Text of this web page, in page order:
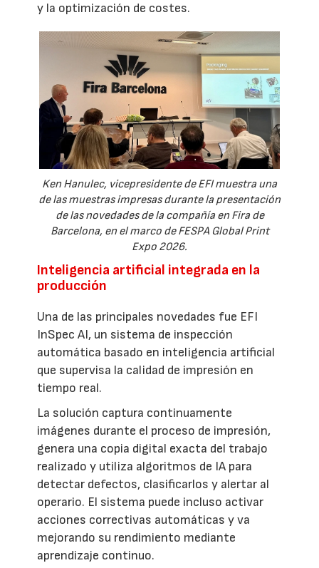
y la optimización de costes.
Ken Hanulec, vicepresidente de EFI muestra una
de las muestras impresas durante la presentación
de las novedades de la compañía en Fira de
Barcelona, en el marco de FESPA Global Print
Expo 2026.
Inteligencia artificial integrada en la
producción
Una de las principales novedades fue EFI
InSpec AI, un sistema de inspección
automática basado en inteligencia artificial
que supervisa la calidad de impresión en
tiempo real.
La solución captura continuamente
imágenes durante el proceso de impresión,
genera una copia digital exacta del trabajo
realizado y utiliza algoritmos de IA para
detectar defectos, clasificarlos y alertar al
operario. El sistema puede incluso activar
acciones correctivas automáticas y va
mejorando su rendimiento mediante
aprendizaje continuo.